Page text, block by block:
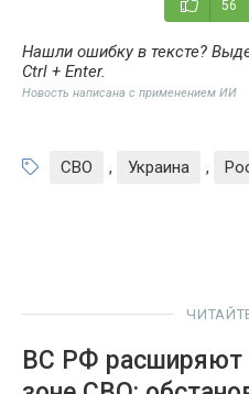
56
Нашли ошибку в тексте?
Ctrl + Enter.
Новость написана с применением ИИ
СВО , Украина ,
ВС РФ расширяют